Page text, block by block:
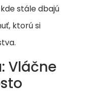
stále dbajú
ktorú si
Vláčne